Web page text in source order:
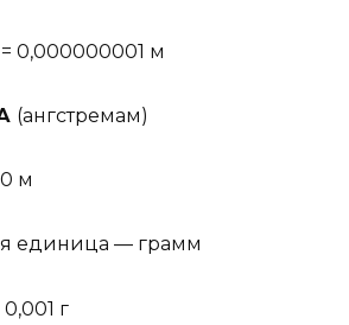
0,000000001 м
(ангстремам)
м
единица — грамм
г